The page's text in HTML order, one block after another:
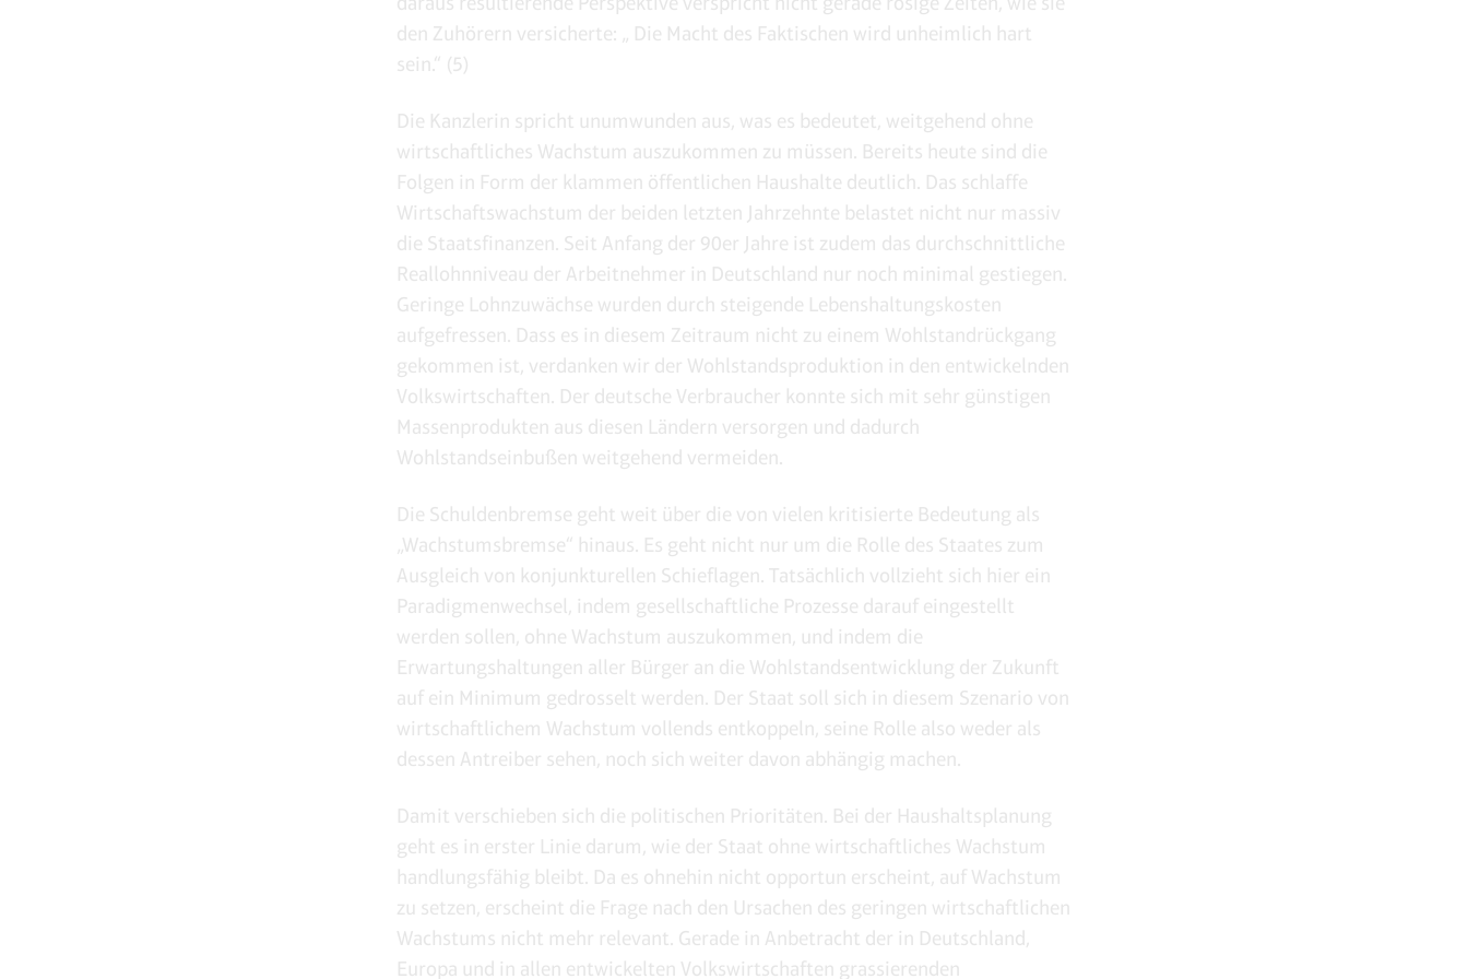
den Zuhörern versicherte: „ Die Macht des Faktischen wird unheimlich hart
sein.“ (5)
Die Kanzlerin spricht unumwunden aus, was es bedeutet, weitgehend ohne
wirtschaftliches Wachstum auszukommen zu müssen. Bereits heute sind die
Folgen in Form der klammen öffentlichen Haushalte deutlich. Das schlaffe
Wirtschaftswachstum der beiden letzten Jahrzehnte belastet nicht nur massiv
die Staatsfinanzen. Seit Anfang der 90er Jahre ist zudem das durchschnittliche
Reallohnniveau der Arbeitnehmer in Deutschland nur noch minimal gestiegen.
Geringe Lohnzuwächse wurden durch steigende Lebenshaltungskosten
aufgefressen. Dass es in diesem Zeitraum nicht zu einem Wohlstandrückgang
gekommen ist, verdanken wir der Wohlstandsproduktion in den entwickelnden
Volkswirtschaften. Der deutsche Verbraucher konnte sich mit sehr günstigen
Massenprodukten aus diesen Ländern versorgen und dadurch
Wohlstandseinbußen weitgehend vermeiden.
Die Schuldenbremse geht weit über die von vielen kritisierte Bedeutung als
„Wachstumsbremse“ hinaus. Es geht nicht nur um die Rolle des Staates zum
Ausgleich von konjunkturellen Schieflagen. Tatsächlich vollzieht sich hier ein
Paradigmenwechsel, indem gesellschaftliche Prozesse darauf eingestellt
werden sollen, ohne Wachstum auszukommen, und indem die
Erwartungshaltungen aller Bürger an die Wohlstandsentwicklung der Zukunft
auf ein Minimum gedrosselt werden. Der Staat soll sich in diesem Szenario von
wirtschaftlichem Wachstum vollends entkoppeln, seine Rolle also weder als
dessen Antreiber sehen, noch sich weiter davon abhängig machen.
Damit verschieben sich die politischen Prioritäten. Bei der Haushaltsplanung
geht es in erster Linie darum, wie der Staat ohne wirtschaftliches Wachstum
handlungsfähig bleibt. Da es ohnehin nicht opportun erscheint, auf Wachstum
zu setzen, erscheint die Frage nach den Ursachen des geringen wirtschaftlichen
Wachstums nicht mehr relevant. Gerade in Anbetracht der in Deutschland,
Europa und in allen entwickelten Volkswirtschaften grassierenden